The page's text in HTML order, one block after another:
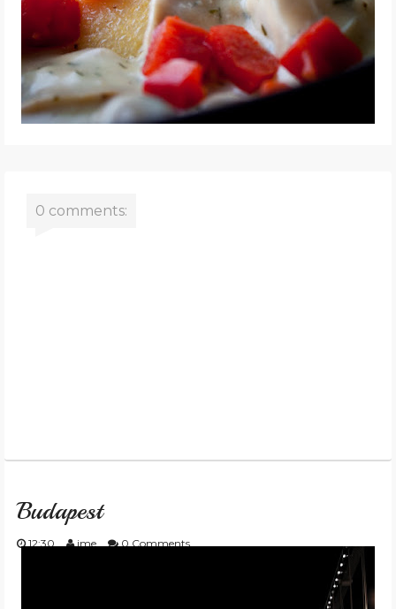
0 comments:
Budapest
12:30 ime 0 Comments